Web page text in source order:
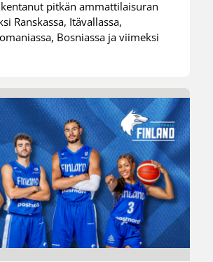
pitkän ammattilaisuran
Ranskassa, Itävallassa,
Bosniassa ja viimeksi